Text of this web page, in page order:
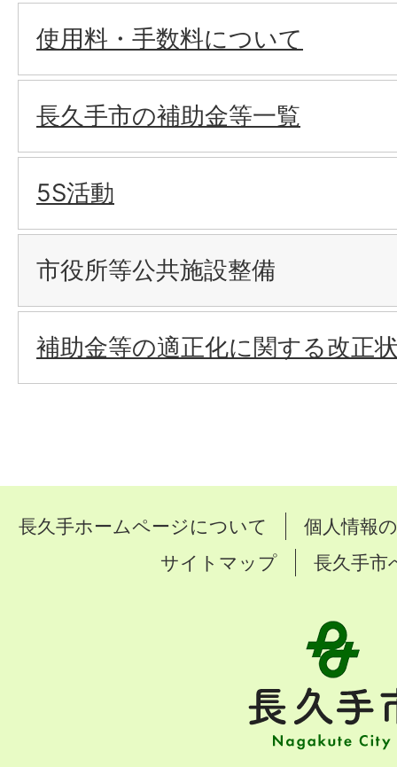
使用料・手数料について
長久手市の補助金等一覧
5S活動
市役所等公共施設整備
補助金等の適正化に関する改正
長久手ホームページについて
個人情報
サイトマップ
長久手市
手
市